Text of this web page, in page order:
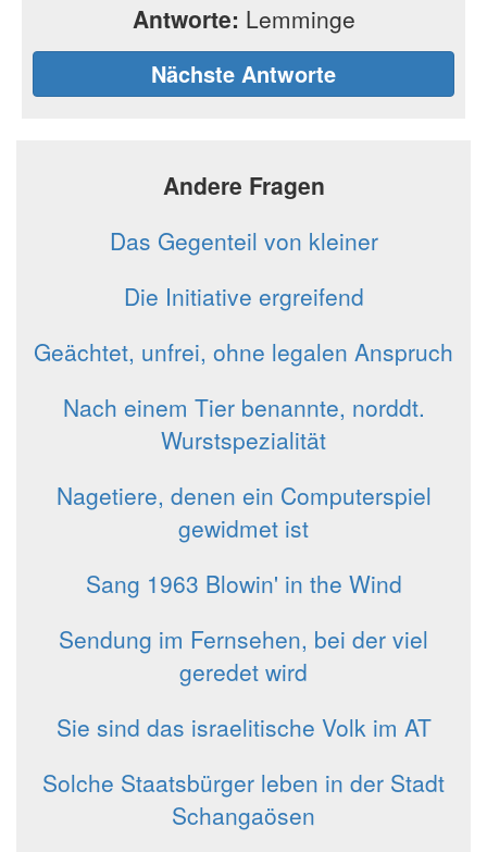
Antworte: Lemminge
Nächste Antworte
Andere Fragen
Das Gegenteil von kleiner
Die Initiative ergreifend
Geächtet, unfrei, ohne legalen Anspruch
Nach einem Tier benannte, norddt.
Wurstspezialität
Nagetiere, denen ein Computerspiel
gewidmet ist
Sang 1963 Blowin' in the Wind
Sendung im Fernsehen, bei der viel
geredet wird
Sie sind das israelitische Volk im AT
Solche Staatsbürger leben in der Stadt
Schangaösen